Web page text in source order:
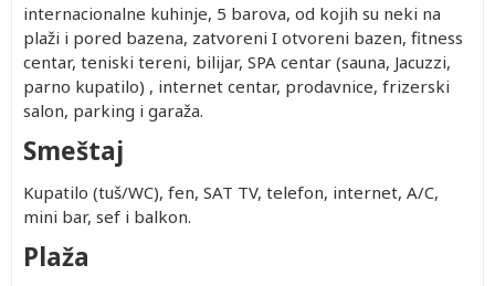
internacionalne kuhinje, 5 barova, od kojih su neki na
plaži i pored bazena, zatvoreni I otvoreni bazen, fitness
centar, teniski tereni, bilijar, SPA centar (sauna, Jacuzzi,
parno kupatilo) , internet centar, prodavnice, frizerski
salon, parking i garaža.
Smeštaj
Kupatilo (tuš/WC), fen, SAT TV, telefon, internet, A/C,
mini bar, sef i balkon.
Plaža